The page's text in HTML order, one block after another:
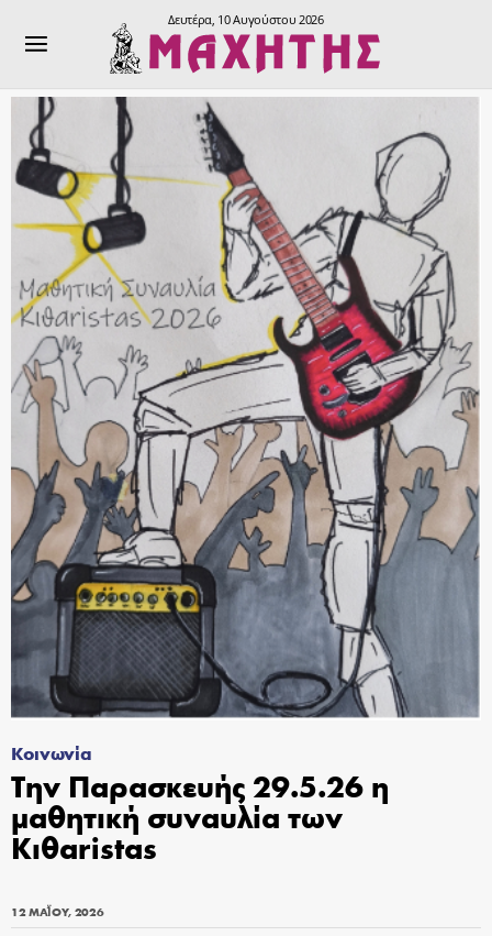
Δευτέρα, 10 Αυγούστου 2026
Κοινωνία
Την Παρασκευής 29.5.26 η
μαθητική συναυλία των
Κιθαristas
12 ΜΑΪ́ΟΥ, 2026